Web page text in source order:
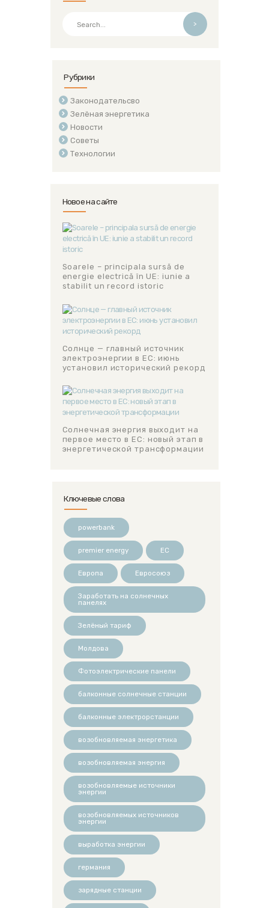
>
Рубрики
Законодательсво
Зелёная энергетика
Новости
Советы
Технологии
Новое на сайте
Soarele – principala sursă de
energie electrică în UE: iunie a
stabilit un record istoric
Солнце — главный источник
электроэнергии в ЕС: июнь
установил исторический рекорд
Солнечная энергия выходит на
первое место в ЕС: новый этап в
энергетической трансформации
Ключевые слова
powerbank
premier energy ЕС
Европа Евросоюз
Заработать на солнечных
панелях
Зелёный тариф
Молдова
Фотоэлектрические панели
балконные солнечные станции
балконные электрорстанции
возобновляемая энергетика
возобновляемая энергия
возобновляемые источники
энергии
возобновляемых источников
энергии
выработка энергии
германия
зарядные станции